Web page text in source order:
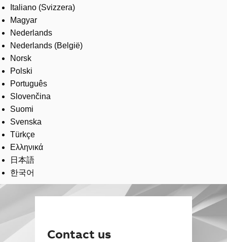
Italiano (Svizzera)
Magyar
Nederlands
Nederlands (België)
Norsk
Polski
Português
Slovenčina
Suomi
Svenska
Türkçe
Ελληνικά
日本語
한국어
Contact us